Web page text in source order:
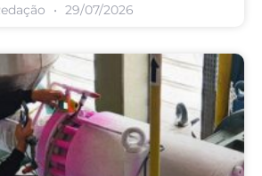
29/07/2026